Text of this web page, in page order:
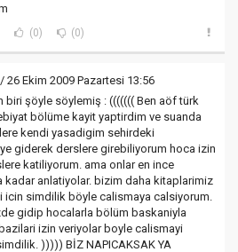
(0) (0)
/ 26 Ekim 2009 Pazartesi 13:56
biri şöyle söylemiş : ((((((( Ben aöf türk
bölüme kayit yaptirdim ve suanda
kendi yasadigim sehirdeki
giderek derslere girebiliyorum hoca izin
katiliyorum. ama onlar en ince
kadar anlatiyolar. bizim daha kitaplarimiz
icin simdilik böyle calismaya calsiyorum.
gidip hocalarla bölüm baskaniyla
izin veriyolar boyle calismayi
))))) BİZ NAPICAKSAK YA